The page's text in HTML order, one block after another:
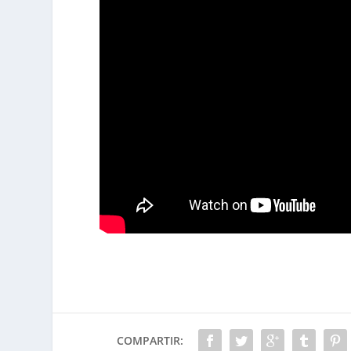
COMPARTIR: